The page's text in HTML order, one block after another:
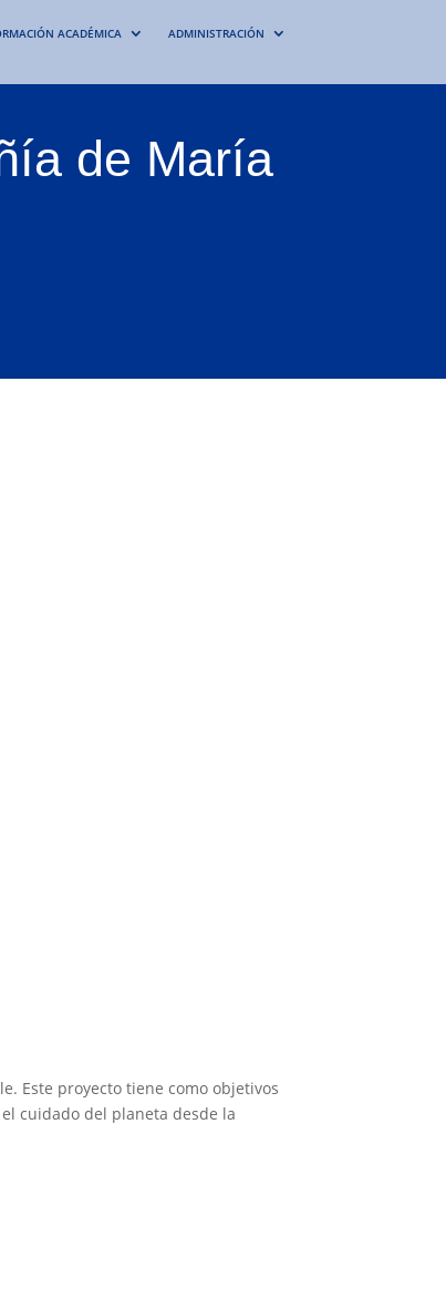
ACADÉMICA ADMINISTRACIÓN
de María
Este proyecto tiene como objetivos
cuidado del planeta desde la